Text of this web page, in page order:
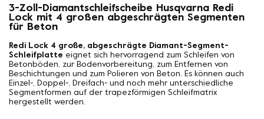
3-Zoll-Diamantschleifscheibe Husqvarna Redi
Lock mit 4 großen abgeschrägten Segmenten
für Beton
Redi Lock 4 große, abgeschrägte Diamant-Segment-
Schleifplatte eignet sich hervorragend zum Schleifen von
Betonböden, zur Bodenvorbereitung, zum Entfernen von
Beschichtungen und zum Polieren von Beton. Es können auch
Einzel-, Doppel-, Dreifach- und noch mehr unterschiedliche
Segmentformen auf der trapezförmigen Schleifmatrix
hergestellt werden.